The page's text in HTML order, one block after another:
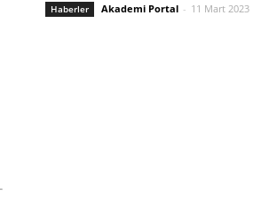
Haberler Akademi Portal - 11 Mart 2023